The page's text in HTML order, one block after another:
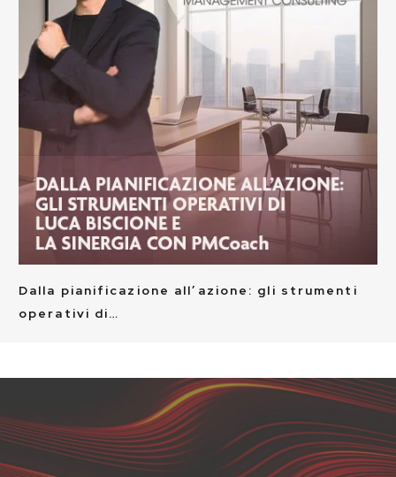
Dalla pianificazione all’azione: gli strumenti
operativi di…